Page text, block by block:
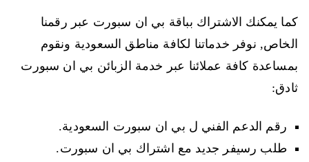
كما يمكنك الاشتراك بباقة بي ان سبورت عبر رقمنا
الخاص, نوفر خدماتنا لكافة مناطق السعودية ونقوم
بمساعدة كافة عملائنا عبر خدمة الزبائن بي ان سبورت
ثادق:
رقم الدعم الفني ل بي ان سبورت السعودية.
طلب رسيفر جديد مع اشتراك بي ان سبورت.